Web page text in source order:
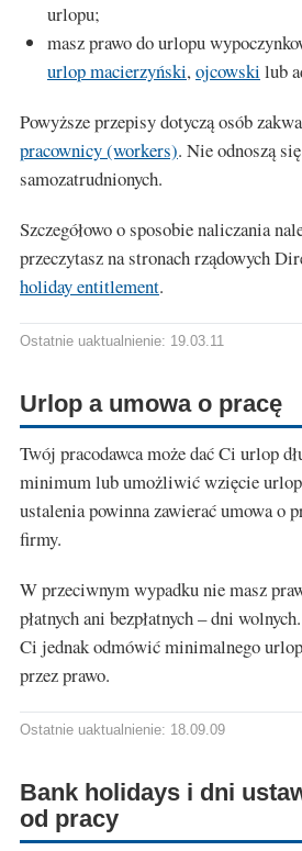
urlopu;
masz prawo do urlopu
urlop macierzyński,ojcowski lub
Powyższe przepisy dotyczą osób
pracownicy (workers). Nie odnoszą
samozatrudnionych.
Szczegółowo o sposobie naliczania
przeczytasz na stronach rządowych
holiday entitlement.
Ostatnie uaktualnienie: 19.03.11
Urlop a umowa o pracę
Twój pracodawca może dać Ci urlop
minimum lub umożliwić wzięcie
ustalenia powinna zawierać umowa o
firmy.
W przeciwnym wypadku nie masz
płatnych ani bezpłatnych – dni
Ci jednak odmówić minimalnego
przez prawo.
Ostatnie uaktualnienie: 18.09.09
Bank holidays i dni
od pracy